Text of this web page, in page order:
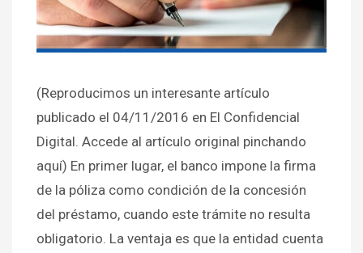
(Reproducimos un interesante artículo
publicado el 04/11/2016 en El Confidencial
Digital. Accede al artículo original pinchando
aquí) En primer lugar, el banco impone la firma
de la póliza como condición de la concesión
del préstamo, cuando este trámite no resulta
obligatorio. La ventaja es que la entidad cuenta